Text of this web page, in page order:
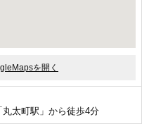
を開く
太町駅」から徒歩4分